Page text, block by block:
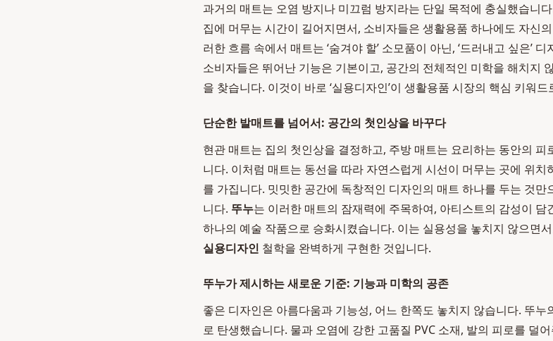
과거의 매트는 오염 방지나 미끄럼 방지라는 단일 목적에 충실했습니
집에 머무는 시간이 길어지면서, 소비자들은 생활용품 하나에도 자신
러한 흐름 속에서 매트는 ‘숨겨야 할’ 소모품이 아닌, ‘드러내고 싶은’
소비자들은 뛰어난 기능은 기본이고, 공간의 전체적인 미학을 해치지
을 찾습니다. 이것이 바로 ‘실용디자인’이 생활용품 시장의 핵심 키워
단순한 발매트를 넘어서: 공간의 첫인상을 바꾸다
현관 매트는 집의 첫인상을 결정하고, 주방 매트는 요리하는 동안의
니다. 이처럼 매트는 동선을 따라 자연스럽게 시선이 머무는 곳에 위
를 가집니다. 밋밋한 공간에 독창적인 디자인의 매트 하나를 두는 것
니다. 뚜누는 이러한 매트의 잠재력에 주목하여, 아티스트의 감성이
하나의 예술 작품으로 승화시켰습니다. 이는 실용성을 놓치지 않으면
실용디자인 철학을 완벽하게 구현한 것입니다.
뚜누가 제시하는 새로운 기준: 기능과 미학의 공존
좋은 디자인은 아름다움과 기능성, 어느 한쪽도 놓치지 않습니다. 뚜누
로 탄생했습니다. 물과 오염에 강한 고품질 PVC 소재, 발의 피로를 덜